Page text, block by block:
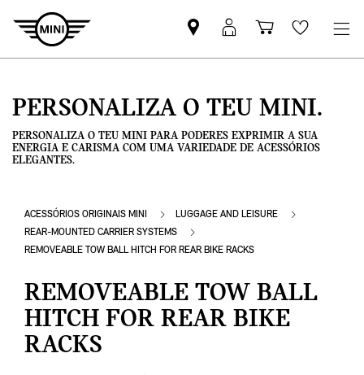
Pesquisar
parceiro
Iniciar
sessão
Carrinho
de
Wishlist
PERSONALIZA O TEU MINI.
PERSONALIZA O TEU MINI PARA PODERES EXPRIMIR A SUA
ENERGIA E CARISMA COM UMA VARIEDADE DE ACESSÓRIOS
ELEGANTES.
ACESSÓRIOS ORIGINAIS MINI
LUGGAGE AND LEISURE
REAR-MOUNTED CARRIER SYSTEMS
REMOVEABLE TOW BALL HITCH FOR REAR BIKE RACKS
REMOVEABLE TOW BALL
HITCH FOR REAR BIKE
RACKS